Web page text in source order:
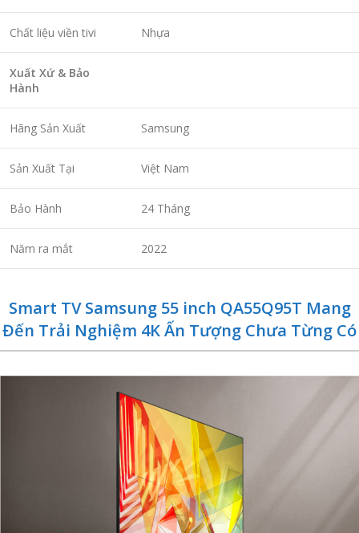
Chất liệu viền tivi Nhựa
Xuất Xứ & Bảo
Hành
Hãng Sản Xuất Samsung
Sản Xuất Tại Việt Nam
Bảo Hành 24 Tháng
Năm ra mắt 2022
Smart TV Samsung 55 inch QA55Q95T Mang
Đến Trải Nghiệm 4K Ấn Tượng Chưa Từng Có